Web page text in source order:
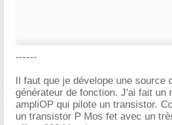
------
Il faut que je dévelope une source
générateur de fonction. J'ai fait un
ampliOP qui pilote un transistor.
un transistor P Mos fet avec un